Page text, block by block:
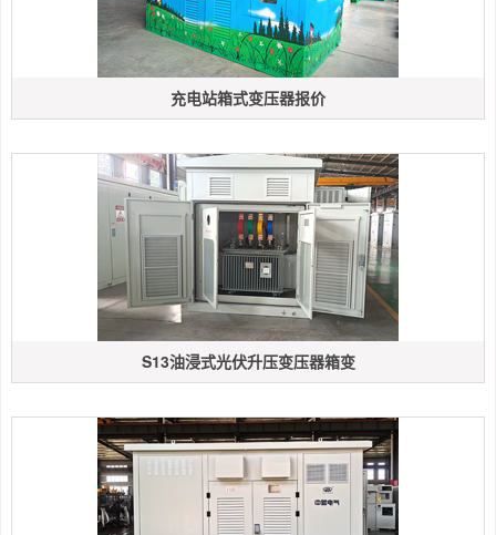
充电站箱式变压器报价
S13油浸式光伏升压变压器箱变